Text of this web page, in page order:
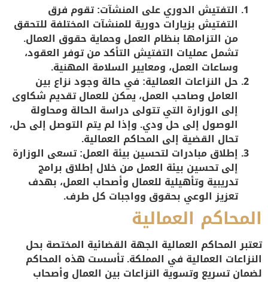
التفتيش الدوري على المنشآت: تقوم فرق
التفتيش بزيارات دورية للمنشآت المختلفة للتحقق
من التزامها بنظام العمل وحماية حقوق العمال.
تشمل عمليات التفتيش التأكد من توفر العقود،
وساعات العمل، ومعايير السلامة المهنية.
حل النزاعات العمالية: في حالة وجود نزاع بين
العامل وصاحب العمل، يمكن للعمال تقديم شكاوى
إلى الوزارة التي تتولى دراسة الحالة ومحاولة
الوصول إلى حل ودي. وإذا لم يتم التوصل إلى حل،
تحال القضية إلى المحاكم العمالية.
إطلاق مبادرات لتحسين بيئة العمل: تسعى الوزارة
إلى تحسين بيئة العمل من خلال إطلاق برامج
تدريبية وتأهيلية للعمال وأصحاب العمل، بهدف
تعزيز الوعي بحقوق وواجبات كل طرف.
المحاكم العمالية
تعتبرالمحاكم العمالية الجهة القضائية المختصة بحل
النزاعات العمالية في المملكة. تأسست هذه المحاكم
لضمان تسريع وتسوية النزاعات بين العمال وأصحاب